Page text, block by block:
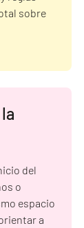
sobre
del
o
espacio
a